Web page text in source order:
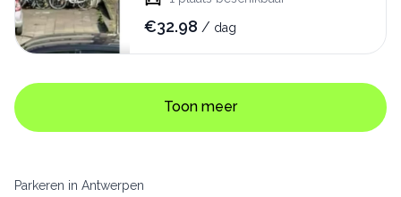
€32.98 / dag
Toon meer
Parkeren in Antwerpen